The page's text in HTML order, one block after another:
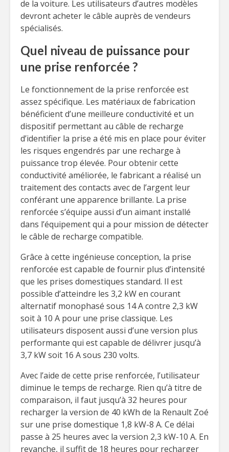
de la voiture. Les utilisateurs d’autres modèles
devront acheter le câble auprès de vendeurs
spécialisés.
Quel niveau de puissance pour
une prise renforcée ?
Le fonctionnement de la prise renforcée est
assez spécifique. Les matériaux de fabrication
bénéficient d’une meilleure conductivité et un
dispositif permettant au câble de recharge
d’identifier la prise a été mis en place pour éviter
les risques engendrés par une recharge à
puissance trop élevée. Pour obtenir cette
conductivité améliorée, le fabricant a réalisé un
traitement des contacts avec de l’argent leur
conférant une apparence brillante. La prise
renforcée s’équipe aussi d’un aimant installé
dans l’équipement qui a pour mission de détecter
le câble de recharge compatible.
Grâce à cette ingénieuse conception, la prise
renforcée est capable de fournir plus d’intensité
que les prises domestiques standard. Il est
possible d’atteindre les 3,2 kW en courant
alternatif monophasé sous 14 A contre 2,3 kW
soit à 10 A pour une prise classique. Les
utilisateurs disposent aussi d’une version plus
performante qui est capable de délivrer jusqu’à
3,7 kW soit 16 A sous 230 volts.
Avec l’aide de cette prise renforcée, l’utilisateur
diminue le temps de recharge. Rien qu’à titre de
comparaison, il faut jusqu’à 32 heures pour
recharger la version de 40 kWh de la Renault Zoé
sur une prise domestique 1,8 kW-8 A. Ce délai
passe à 25 heures avec la version 2,3 kW-10 A. En
revanche, il suffit de 18 heures pour recharger